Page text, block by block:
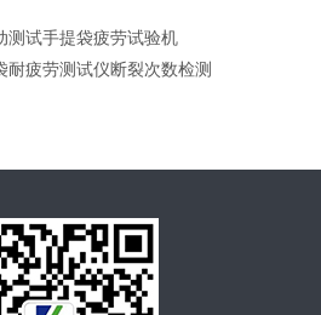
测试手提袋疲劳试验机
耐疲劳测试仪断裂次数检测